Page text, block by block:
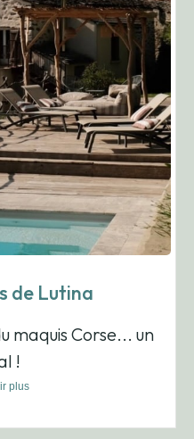
Thalassa sea &
être dans une
et...